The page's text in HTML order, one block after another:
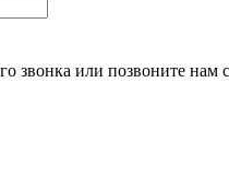
звонка или позвоните нам